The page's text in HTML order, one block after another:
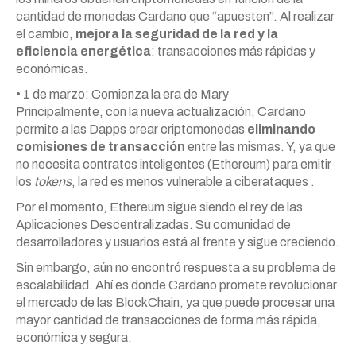
cantidad de monedas Cardano que “apuesten”. Al realizar
el cambio, mejora la seguridad de la red y la
eficiencia energética: transacciones más rápidas y
económicas.
• 1 de marzo: Comienza la era de Mary
Principalmente, con la nueva actualización, Cardano
permite a las Dapps crear criptomonedas eliminando
comisiones de transacción entre las mismas. Y, ya que
no necesita contratos inteligentes (Ethereum) para emitir
los tokens, la red es menos vulnerable a ciberataques .
Por el momento, Ethereum sigue siendo el rey de las
Aplicaciones Descentralizadas. Su comunidad de
desarrolladores y usuarios está al frente y sigue creciendo.
Sin embargo, aún no encontró respuesta a su problema de
escalabilidad. Ahí es donde Cardano promete revolucionar
el mercado de las BlockChain, ya que puede procesar una
mayor cantidad de transacciones de forma más rápida,
económica y segura.